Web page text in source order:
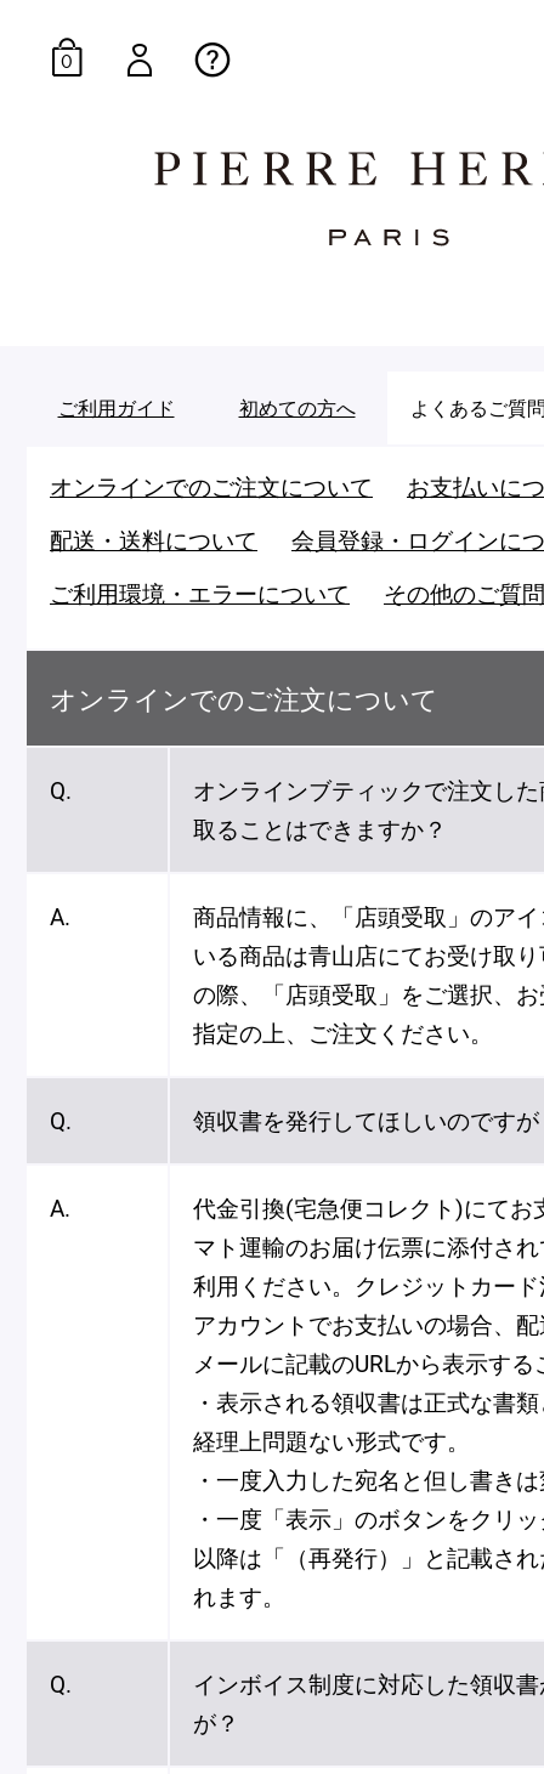
E-Gourmandise
マカロンギフト 生
アニバーサリー
ケーキ
d'Anniversaire
焼き菓子
Sablé et gateaux de
voyage
他
紅茶
アイス 冷
季節の商品
Produits de saison
SUMMER GIFT 2026
Macarons
Pâtisseries
0
ご利用ガイド 初めての方へ よくあるご質
オンラインでのご注文について
お支払いに
配送・送料について
会員登録・ログインに
ご利用環境・エラーについて
その他のご質問
オンラインでのご注文について
Q.
オンラインブティックで注文し
取ることはできますか？
A.
商品情報に、「店頭受取」のア
いる商品は青山店にてお受け取
の際、「店頭受取」をご選択、
指定の上、ご注文ください。
Q. 領収書を発行してほしいのです
A.
代金引換(宅急便コレクト)にてお
マト運輸のお届け伝票に添付さ
利用ください。クレジットカー
アカウントでお支払いの場合、
メールに記載のURLから表示す
・表示される領収書は正式な書
経理上問題ない形式です。
・一度入力した宛名と但し書き
・一度「表示」のボタンをクリ
以降は「（再発行）」と記載さ
れます。
Q.
インボイス制度に対応した領収
が？